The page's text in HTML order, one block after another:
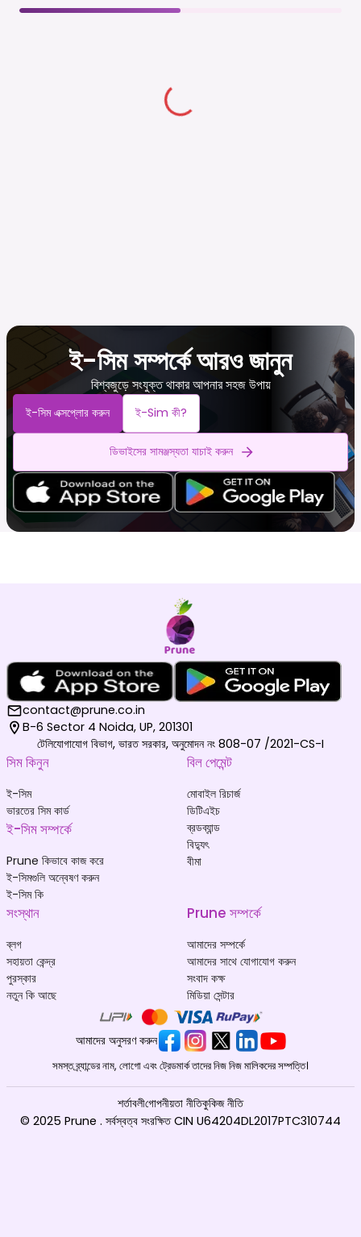
ই-সিম সম্পর্কে আরও জানুন
বিশ্বজুড়ে সংযুক্ত থাকার আপনার সহজ উপায়
ই-সিম এক্সপ্লোর করুন ই-Sim কী?
ডিভাইসের সামঞ্জস্যতা যাচাই করুন
contact@prune.co.in
B-6 Sector 4 Noida, UP, 201301
টেলিযোগাযোগ বিভাগ, ভারত সরকার, অনুমোদন নং 808-07 /2021-CS-I
সিম কিনুন
ই-সিম
ভারতের সিম কার্ড
ই-সিম সম্পর্কে
Prune কিভাবে কাজ করে
ই-সিমগুলি অন্বেষণ করুন
ই-সিম কি
বিল পেমেন্ট
মোবাইল রিচার্জ
ডিটিএইচ
ব্রডব্যান্ড
বিদ্যুৎ
বীমা
সংস্থান
ব্লগ
সহায়তা কেন্দ্র
পুরস্কার
নতুন কি আছে
Prune সম্পর্কে
আমাদের সম্পর্কে
আমাদের সাথে যোগাযোগ করুন
সংবাদ কক্ষ
মিডিয়া সেন্টার
আমাদের অনুসরণ করুন
সমস্ত ব্র্যান্ডের নাম, লোগো এবং ট্রেডমার্ক তাদের নিজ নিজ মালিকদের সম্পত্তি।
© 2025 Prune . সর্বস্বত্ব সংরক্ষিত CIN U64204DL2017PTC310744
শর্তাবলীগোপনীয়তা নীতিকুকিজ নীতি